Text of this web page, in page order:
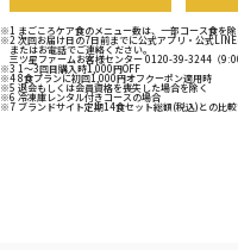
※1 まごころケア食のメニュー数は、一部コース食を除
※2 次回お届け日の7日前までに公式アプリ・公式LINE
またはお電話でご連絡ください。
三ツ星ファームお客様センター 0120-39-3244（
※3 1～3回目購入時1,000円OFF
※4 8食プランに初回1,000円オフクーポン適用時
※5 退会もしくは会員資格を喪失した場合を除く
※6 冷凍庫レンタル付きコースの場合
※7 ブランドサイト定期14食セット総額(税込)との比較